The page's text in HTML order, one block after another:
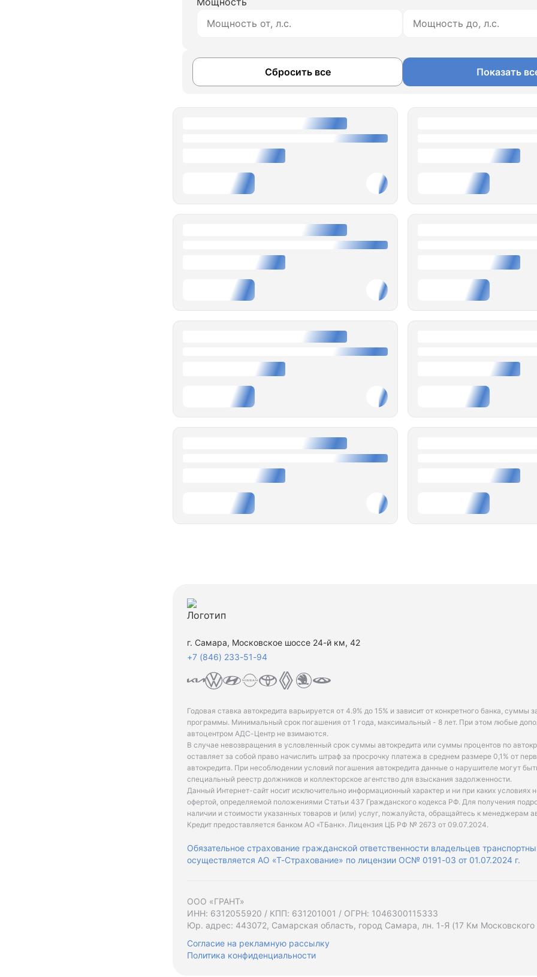
Сбросить все Показать
г. Самара, Московское шоссе 24-й км, 42
+7 (846) 233-51-94
Годовая ставка автокредита варьируется от 4.9% до 15% и зависит от конкретного банка, суммы
программы. Минимальный срок погашения от 1 года, максимальный - 8 лет. При этом любые
автоцентром АДС-Центр не взимаются.
В случае невозвращения в условленный срок суммы автокредита или суммы процентов по
оставляет за собой право начислить штраф за просрочку платежа в среднем размере 0,1% от
автокредита. При несоблюдении условий погашения автокредита данные о нарушителе могут
специальный реестр должников и коллекторское агентство для взыскания задолженности.
Данный Интернет-сайт носит исключительно информационный характер и ни при каких условиях
офертой, определяемой положениями Статьи 437 Гражданского кодекса РФ. Для получения
наличии и стоимости указанных товаров и (или) услуг, пожалуйста, обращайтесь к менеджерам
Кредит предоставляется банком АО «ТБанк». Лицензия ЦБ РФ № 2673 от 09.07.2024.
Обязательное страхование гражданской ответственности владельцев
осуществляется АО «Т-Страхование» по лицензии ОС№ 0191-03 от 01.07.2024 г.
ООО «ГРАНТ»
ИНН: 6312055920 / КПП: 631201001 / ОГРН: 1046300115333
Юр. адрес: 443072, Самарская область, город Самара, лн. 1-Я (17 Км
Согласие на рекламную рассылку
Политика конфиденциальности